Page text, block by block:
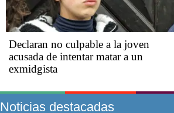
Declaran no culpable a la joven
acusada de intentar matar a un
exmidgista
Noticias destacadas